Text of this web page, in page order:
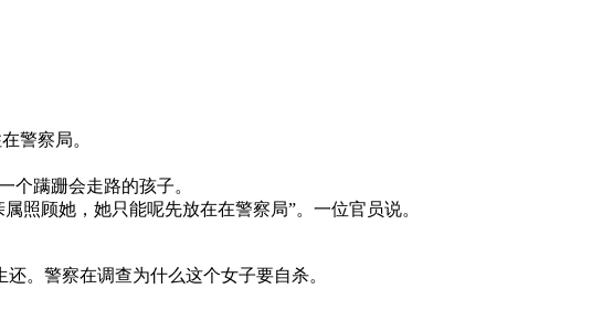
警察局。
个蹒跚会走路的孩子。
照顾她，她只能呢先放在在警察局”。一位官员说。
。警察在调查为什么这个女子要自杀。